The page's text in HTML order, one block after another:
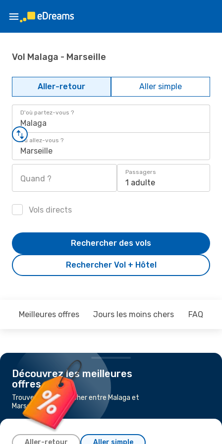
Vol Malaga - Marseille
Aller-retour Aller simple
D'où partez-vous ?
Malaga
Où allez-vous ?
Marseille
Quand ?
Passagers
1 adulte
Vols directs
Rechercher Vol + Hôtel
Rechercher des vols
Meilleures offres Jours les moins chers FAQ
Découvrez les meilleures
offres
Trouvez un vol pas cher entre Malaga et
Marseille
Aller-retour Aller simple